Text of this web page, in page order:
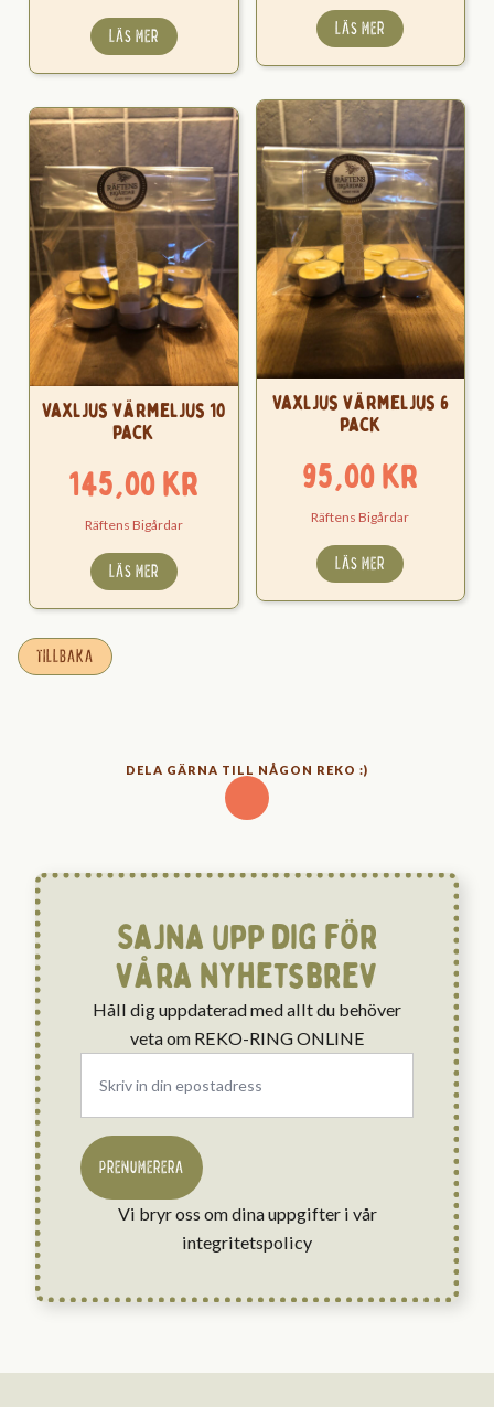
LÄS MER
LÄS MER
Vaxljus värmeljus 6
pack
95,00kr
Räftens Bigårdar
LÄS MER
Vaxljus värmeljus 10
pack
145,00kr
Räftens Bigårdar
LÄS MER
TILLBAKA
DELA GÄRNA TILL NÅGON REKO :)
Sajna upp dig för
våra nyhetsbrev
Håll dig uppdaterad med allt du behöver
veta om REKO-RING ONLINE
Email
PRENUMERERA
Vi bryr oss om dina uppgifter i vår
integritetspolicy